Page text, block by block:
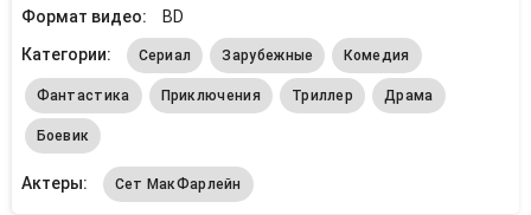
Формат видео:
BD
Категории:
Сериал Зарубежные Комедия
Фантастика Приключения Триллер Драма
Боевик
Актеры: Сет МакФарлейн